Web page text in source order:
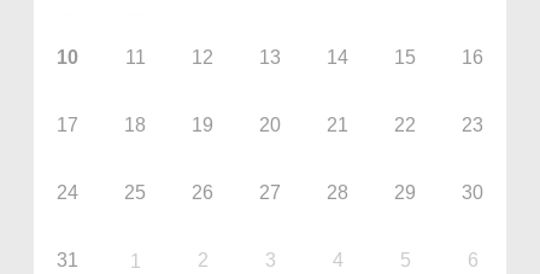
10 11 12 13 14 15 16
17 18 19 20 21 22 23
24 25 26 27 28 29 30
31 1 2 3 4 5 6